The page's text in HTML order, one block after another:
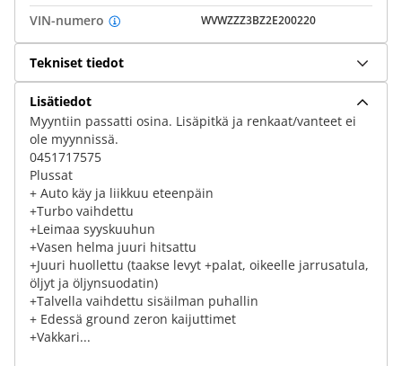
VIN-numero
WVWZZZ3BZ2E200220
Tekniset tiedot
Lisätiedot
Myyntiin passatti osina. Lisäpitkä ja renkaat/vanteet ei
ole myynnissä.
0451717575
Plussat
+ Auto käy ja liikkuu eteenpäin
+Turbo vaihdettu
+Leimaa syyskuuhun
+Vasen helma juuri hitsattu
+Juuri huollettu (taakse levyt +palat, oikeelle jarrusatula,
öljyt ja öljynsuodatin)
+Talvella vaihdettu sisäilman puhallin
+ Edessä ground zeron kaijuttimet
+Vakkari...